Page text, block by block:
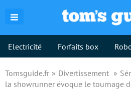
Electricité Forfaits box
Tomsguide.fr Divertissement
la showrunner évoque le tournage